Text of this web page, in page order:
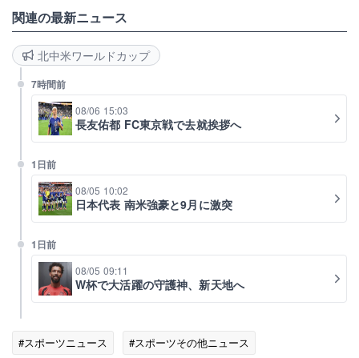
関連の最新ニュース
北中米ワールドカップ
7時間前
08/06 15:03
長友佑都 FC東京戦で去就挨拶へ
1日前
08/05 10:02
日本代表 南米強豪と9月に激突
1日前
08/05 09:11
W杯で大活躍の守護神、新天地へ
#スポーツニュース
#スポーツその他ニュース